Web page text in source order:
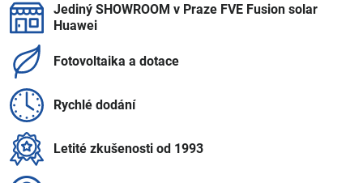
Jediný SHOWROOM v Praze FVE Fusion solar
Huawei
Fotovoltaika a dotace
Rychlé dodání
Letité zkušenosti od 1993